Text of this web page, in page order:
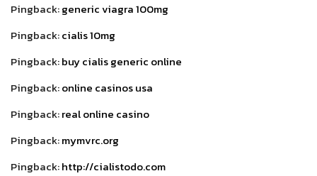
Pingback:generic viagra 100mg
Pingback:cialis 10mg
Pingback:buy cialis generic online
Pingback:online casinos usa
Pingback:real online casino
Pingback:mymvrc.org
Pingback:http://cialistodo.com